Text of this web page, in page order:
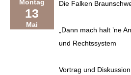
Montag
13
Mai
Die Falken
„Dann mach halt ’ne
und Rechtssystem
Vortrag und